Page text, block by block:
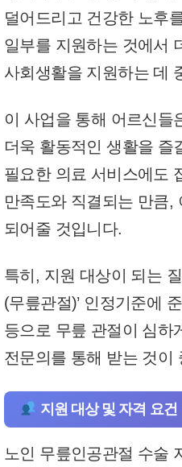
덜어드리고 건강한 노후
일부를 지원하는 것에서
사회생활을 지원하는 데
이 사업을 통해 어르신들
더욱 활동적인 생활을 즐
필요한 의료 서비스에도
만족도와 직결되는 만큼,
되어줄 것입니다.
특히, 지원 대상이 되는
(무릎관절)’ 인정기준에
등으로 무릎 관절이 심하
전문의를 통해 받는 것이
지원 대상 및 자격 요건
노인 무릎인공관절 수술